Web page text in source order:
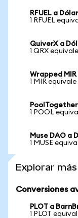
RFUEL a
1 RFUEL
QuiverX a
1 QRX
Wrapped
1 MIR
1 POOL
Muse DAO a
1 MUSE
Explorar
Conversiones
PLOT a
1 PLOT